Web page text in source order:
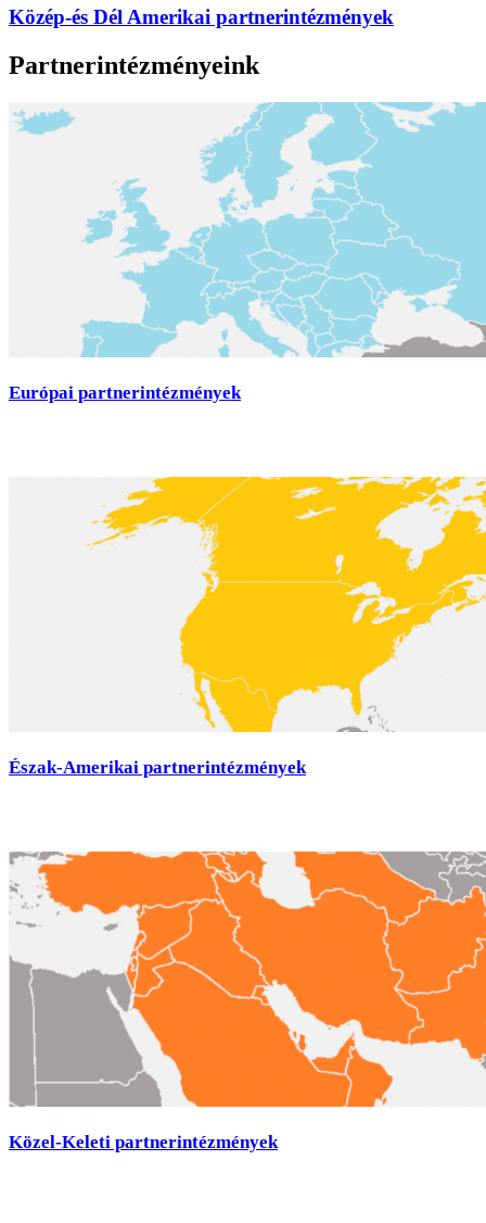
Közép-és Dél Amerikai partnerintézmények
Partnerintézményeink
Európai partnerintézmények
Észak-Amerikai partnerintézmények
Közel-Keleti partnerintézmények